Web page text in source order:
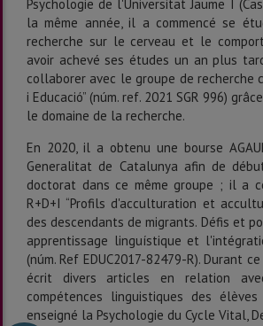
Psychologie de l'Universitat Jaume I
la même année, il a commencé se
recherche sur le cerveau et le
avoir achevé ses études un an plus
collaborer avec le groupe de recherche
i Educació” (núm. ref. 2021 SGR 996)
le domaine de la recherche.
En 2020, il a obtenu une bourse
Generalitat de Catalunya afin de
doctorat dans ce même groupe ; il a
R+D+I “Profils d'acculturation et
des descendants de migrants. Défis et
apprentissage linguístique et
(núm. Ref EDUC2017-82479-R). Durant
écrit divers articles en relation
compétences linguistiques des
enseigné la Psychologie du Cycle Vital,